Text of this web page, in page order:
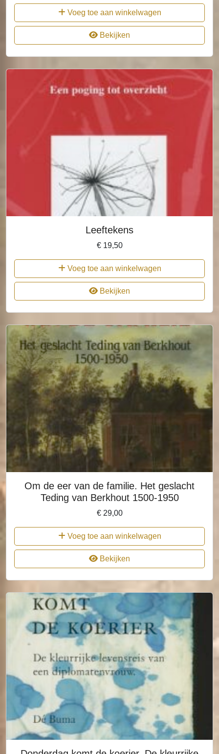
Voeg toe aan winkelwagen
Bekijken
Leeftekens
€19,50
Voeg toe aan winkelwagen
Bekijken
Om de eer van de familie. Het geslacht
Teding van Berkhout 1500-1950
€29,00
Voeg toe aan winkelwagen
Bekijken